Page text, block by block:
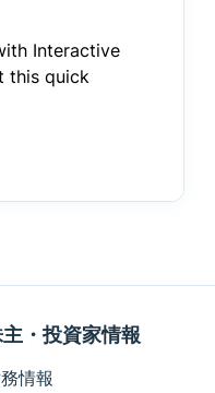
Interactive
this quick
・投資家情報
情報